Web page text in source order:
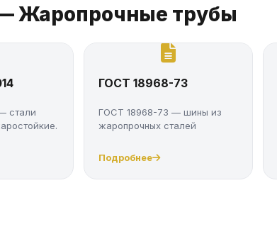
Жаропрочные трубы
стали
ГОСТ 18968-73
ГОСТ 18968-73 — шины из
жаропрочных сталей
Подробнее